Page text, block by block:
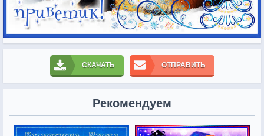
СКАЧАТЬ ОТПРАВИТЬ
Рекомендуем